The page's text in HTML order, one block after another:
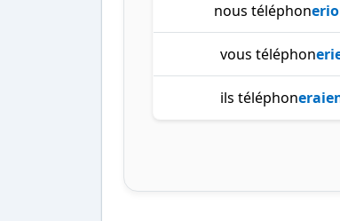
nous téléphon
vous téléphon
ils téléphon